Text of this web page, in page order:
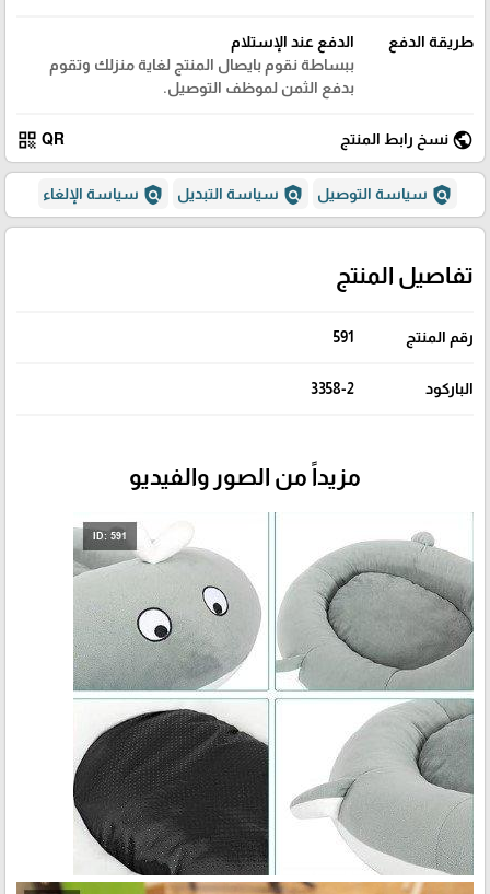
طريقة الدفع
الدفع عند الإستلام
ببساطة نقوم بايصال المنتج لغاية منزلك وتقوم
بدفع الثمن لموظف التوصيل.
public نسخ رابط المنتج QR
qr_code
policy سياسة التوصيل policy سياسة التبديل policy سياسة الإلغاء
تفاصيل المنتج
رقم المنتج 591
الباركود 3358-2
مزيداً من الصور والفيديو